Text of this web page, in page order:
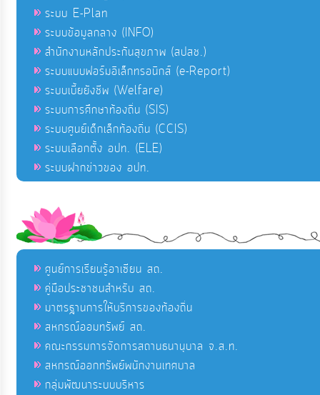
ระบบ E-Plan
ระบบข้อมูลกลาง (INFO)
สำนักงานหลักประกันสุขภาพ (สปสช.)
ระบบแบบฟอร์มอิเล็กทรอนิกส์ (e-Report)
ระบบเบี้ยยังชีพ (Welfare)
ระบบการศึกษาท้องถิ่น (SIS)
ระบบศูนย์เด็กเล็กท้องถิ่น (CCIS)
ระบบเลือกตั้ง อปท. (ELE)
ระบบฝากข่าวของ อปท.
ศูนย์การเรียนรู้อาเซียน สถ.
คู่มือประชาชนสำหรับ สถ.
มาตรฐานการให้บริการของท้องถิ่น
สหกรณ์ออมทรัพย์ สถ.
คณะกรรมการจัดการสถานธนานุบาล จ.ส.ท.
สหกรณ์ออกทรัพย์พนักงานเทศบาล
กลุ่มพัฒนาระบบบริหาร